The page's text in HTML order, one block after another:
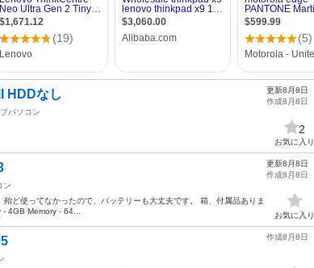
HDDなし
パソコン
更新8月8日
作成8月8日
2
お気に入り
ン
ど使ってなかったので、バッテリーも大丈夫です。 箱、付属品ありま
4GB Memory - 64...
更新8月8日
作成8月8日
お気に入り
作成8月8日